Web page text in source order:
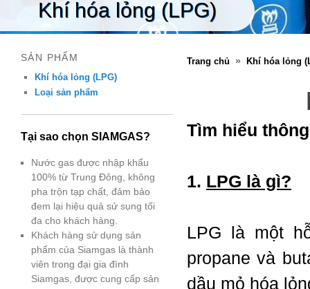
Khí hóa lỏng (LPG)
SẢN PHẨM
Khí hóa lỏng (LPG)
Loại sản phẩm
Tại sao chọn SIAMGAS?
Nước gas được nhập khẩu
100% từ Trung Đông, không
pha trộn tạp chất, đảm bảo
đem lại hiệu quả sử sụng tối
đa cho khách hàng.
Khách hàng sử dụng sản
phẩm của Siamgas là thành
viên trong đại gia đình
Siamgas, được cung cấp sản
Trang chủ » Khí hóa lỏng
Tìm hiểu
1. LPG là gì?
LPG là một
propane và
dầu mỏ hóa